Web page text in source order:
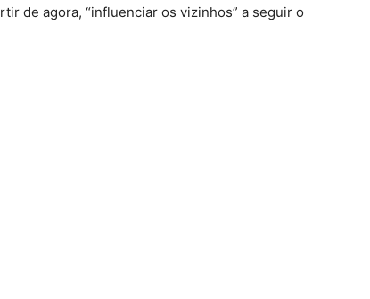
de agora, “influenciar os vizinhos” a seguir o